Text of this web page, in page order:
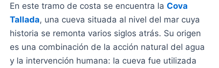
En este tramo de costa se encuentra la Cova
Tallada, una cueva situada al nivel del mar cuya
historia se remonta varios siglos atrás. Su origen
es una combinación de la acción natural del agua
y la intervención humana: la cueva fue utilizada